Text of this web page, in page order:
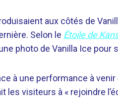
aux côtés de
Selon le Étoile de
photo de Vanilla Ice
à une performance à venir
les visiteurs à « rejoindre